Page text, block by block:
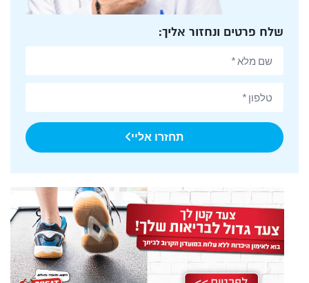
שלח פרטים ונחזור אליך:
תחזרו אליי